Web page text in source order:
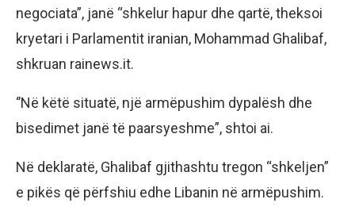
negociata”, janë “shkelur hapur dhe qartë, theksoi
kryetari i Parlamentit iranian, Mohammad Ghalibaf,
shkruan rainews.it.
‘’Në këtë situatë, një armëpushim dypalësh dhe
bisedimet janë të paarsyeshme”, shtoi ai.
Në deklaratë, Ghalibaf gjithashtu tregon “shkeljen”
e pikës që përfshiu edhe Libanin në armëpushim.